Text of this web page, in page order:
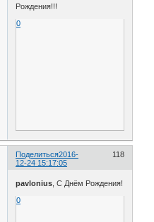
Рождения!!!
0
Поделиться 118
2016-
12-24 15:17:05
pavlonius , С Днём Рождения!
0